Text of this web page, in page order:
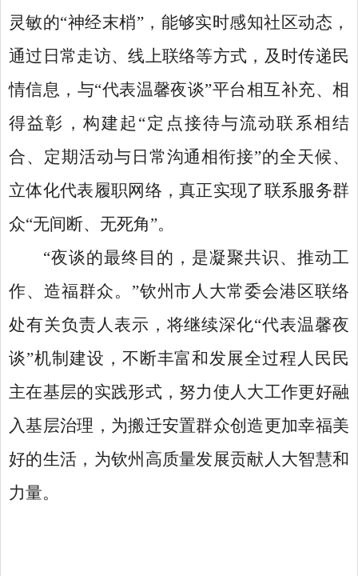
灵敏的“神经末梢”，能够实时感知社区动态，
通过日常走访、线上联络等方式，及时传递民
情信息，与“代表温馨夜谈”平台相互补充、相
得益彰，构建起“定点接待与流动联系相结
合、定期活动与日常沟通相衔接”的全天候、
立体化代表履职网络，真正实现了联系服务群
众“无间断、无死角”。
“夜谈的最终目的，是凝聚共识、推动工
作、造福群众。”钦州市人大常委会港区联络
处有关负责人表示，将继续深化“代表温馨夜
谈”机制建设，不断丰富和发展全过程人民民
主在基层的实践形式，努力使人大工作更好融
入基层治理，为搬迁安置群众创造更加幸福美
好的生活，为钦州高质量发展贡献人大智慧和
力量。